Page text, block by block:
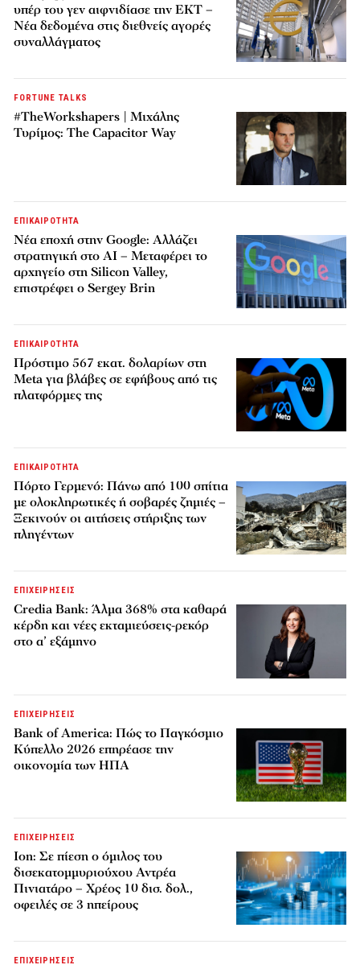
υπέρ του γεν αιφνιδίασε την ΕΚΤ –
Νέα δεδομένα στις διεθνείς αγορές
συναλλάγματος
FORTUNE TALKS
#TheWorkshapers | Μιχάλης
Τυρίμος: The Capacitor Way
ΕΠΙΚΑΙΡΟΤΗΤΑ
Νέα εποχή στην Google: Αλλάζει
στρατηγική στο AI – Μεταφέρει το
αρχηγείο στη Silicon Valley,
επιστρέφει ο Sergey Brin
ΕΠΙΚΑΙΡΟΤΗΤΑ
Πρόστιμο 567 εκατ. δολαρίων στη
Meta για βλάβες σε εφήβους από τις
πλατφόρμες της
ΕΠΙΚΑΙΡΟΤΗΤΑ
Πόρτο Γερμενό: Πάνω από 100 σπίτια
με ολοκληρωτικές ή σοβαρές ζημιές –
Ξεκινούν οι αιτήσεις στήριξης των
πληγέντων
ΕΠΙΧΕΙΡΗΣΕΙΣ
Credia Bank: Άλμα 368% στα καθαρά
κέρδη και νέες εκταμιεύσεις-ρεκόρ
στο α’ εξάμηνο
ΕΠΙΧΕΙΡΗΣΕΙΣ
Bank of America: Πώς το Παγκόσμιο
Κύπελλο 2026 επηρέασε την
οικονομία των ΗΠΑ
ΕΠΙΧΕΙΡΗΣΕΙΣ
Ion: Σε πίεση ο όμιλος του
δισεκατομμυριούχου Αντρέα
Πινιατάρο – Χρέος 10 δισ. δολ.,
οφειλές σε 3 ηπείρους
ΕΠΙΧΕΙΡΗΣΕΙΣ